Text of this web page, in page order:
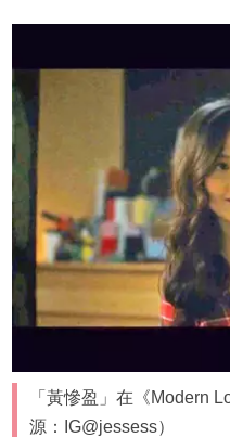
「黃慘盈」在《Modern
源：IG@jessess）